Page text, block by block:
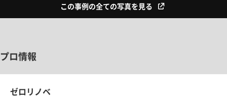
この事例の全ての写真を見る
プロ情報
ゼロリノベ